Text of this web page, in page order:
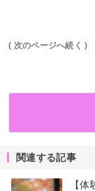
( 次のページへ続く )
関連する記事
【